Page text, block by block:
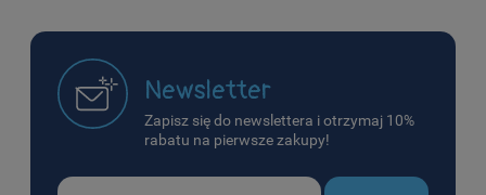
Newsletter
Zapisz się do newslettera i otrzymaj 10%
rabatu na pierwsze zakupy!